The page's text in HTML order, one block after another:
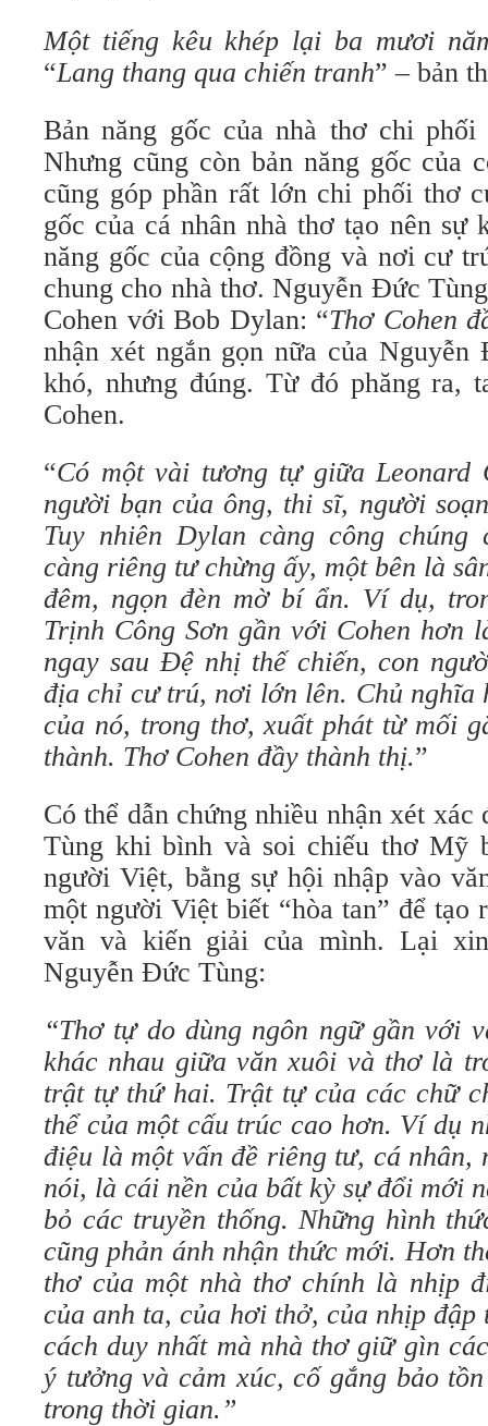
Một tiếng kêu khép lại ba mươi
“Lang thang qua chiến tranh” – bản
Bản năng gốc của nhà thơ chi
Nhưng cũng còn bản năng gốc của
cũng góp phần rất lớn chi phối thơ
gốc của cá nhân nhà thơ tạo nên sự
năng gốc của cộng đồng và nơi cư
chung cho nhà thơ. Nguyễn Đức
Cohen với Bob Dylan: “Thơ Cohen
nhận xét ngắn gọn nữa của
khó, nhưng đúng. Từ đó phăng ra,
Cohen.
“Có một vài tương tự giữa Leonard
người bạn của ông, thi sĩ, người
Tuy nhiên Dylan càng công chúng
càng riêng tư chừng ấy, một bên là
đêm, ngọn đèn mờ bí ẩn. Ví dụ,
Trịnh Công Sơn gần với Cohen hơn
ngay sau Đệ nhị thế chiến, con
địa chỉ cư trú, nơi lớn lên. Chủ nghĩa
của nó, trong thơ, xuất phát từ mối
thành. Thơ Cohen đầy thành thị.”
Có thể dẫn chứng nhiều nhận xét
Tùng khi bình và soi chiếu thơ Mỹ
người Việt, bằng sự hội nhập vào
một người Việt biết “hòa tan” để
văn và kiến giải của mình. Lại
Nguyễn Đức Tùng:
“Thơ tự do dùng ngôn ngữ gần với
khác nhau giữa văn xuôi và thơ là
trật tự thứ hai. Trật tự của các chữ
thể của một cấu trúc cao hơn. Ví dụ
điệu là một vấn đề riêng tư, cá nhân,
nói, là cái nền của bất kỳ sự đổi mới
bỏ các truyền thống. Những hình
cũng phản ánh nhận thức mới. Hơn
thơ của một nhà thơ chính là nhịp
của anh ta, của hơi thở, của nhịp
cách duy nhất mà nhà thơ giữ gìn
ý tưởng và cảm xúc, cố gắng bảo
trong thời gian.”